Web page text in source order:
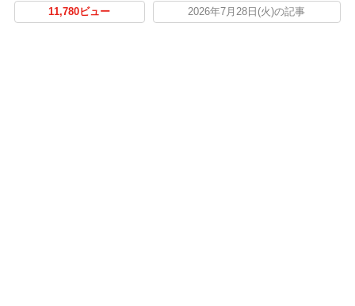
11,780ビュー 2026年7月28日(火)の記事